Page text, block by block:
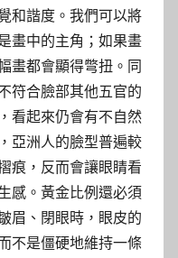
和諧度。我們可以將
畫中的主角；如果畫
畫都會顯得彆扭。同
符合臉部其他五官的
看起來仍會有不自然
亞洲人的臉型普遍較
痕，反而會讓眼睛看
感。黃金比例還必須
眉、閉眼時，眼皮的
不是僵硬地維持一條